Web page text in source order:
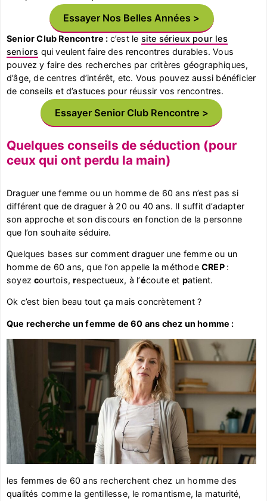
Essayer Nos Belles Années
Senior Club Rencontre : c’est le site sérieux pour les
seniors qui veulent faire des rencontres durables. Vous
pouvez y faire des recherches par critères géographiques,
d’âge, de centres d’intérêt, etc. Vous pouvez aussi bénéficier
de conseils et d’astuces pour réussir vos rencontres.
Essayer Senior Club Rencontre
Quelques conseils de séduction (pour
ceux qui ont perdu la main)
Draguer une femme ou un homme de 60 ans n’est pas si
différent que de draguer à 20 ou 40 ans. Il suffit d’adapter
son approche et son discours en fonction de la personne
que l’on souhaite séduire.
Quelques bases sur comment draguer une femme ou un
homme de 60 ans, que l’on appelle la méthodeCREP :
soyezcourtois,respectueux, à l’écoute et patient.
Ok c’est bien beau tout ça mais concrètement ?
Que recherche un femme de 60 ans chez un homme :
les femmes de 60 ans recherchent chez un homme des
qualités comme la gentillesse, le romantisme, la maturité,